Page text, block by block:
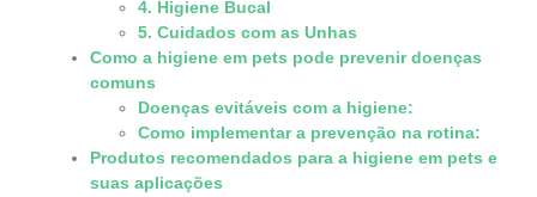
4. Higiene Bucal
5. Cuidados com as Unhas
Como a higiene em pets pode prevenir doenças
comuns
Doenças evitáveis com a higiene:
Como implementar a prevenção na rotina:
Produtos recomendados para a higiene em pets e
suas aplicações